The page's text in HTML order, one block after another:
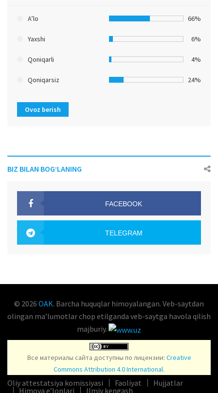
A’lo 66%
Yaxshi 6%
Qoniqarli 4%
Qoniqarsiz 24%
Ovoz berish
BIZ BILAN BOG‘LANING
FACEBOOK
TELEGRAM
© 2026 OAK. Barcha huquqlar himoyalangan. Veb-saytdan
olingan maʼlumotlar chop etilganda veb-saytga havola qilish
majburiy.
Все материалы сайта доступны по лицензии: Creative
Commons Attribution 4.0 International.
Oliy attestatsiya komissiyasi Faoliyat
Hujjatlar
Himoya e’lonlari
Ilmiy kengash